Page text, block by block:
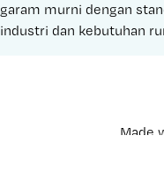
garam murni dengan
industri dan kebutuhan
Made